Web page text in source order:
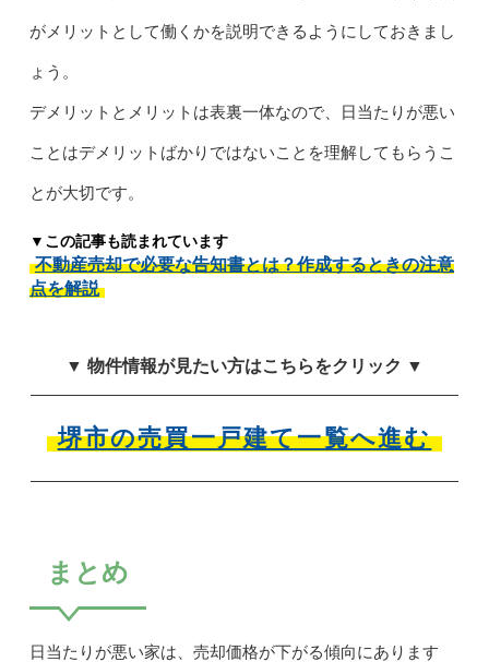
がメリットとして働くかを説明できるようにしておきまし
ょう。
デメリットとメリットは表裏一体なので、日当たりが悪い
ことはデメリットばかりではないことを理解してもらうこ
とが大切です。
▼この記事も読まれています
不動産売却で必要な告知書とは？作成するときの注意
点を解説
▼ 物件情報が見たい方はこちらをクリック ▼
堺市の売買一戸建て一覧へ進む
まとめ
日当たりが悪い家は、売却価格が下がる傾向にあります